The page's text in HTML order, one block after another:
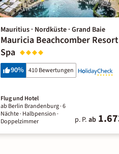
Mauritius · Nordküste · Grand Baie
Mauricia Beachcomber
Spa
90% 410 Bewertungen
Flug und Hotel
ab Berlin Brandenburg ·6
Nächte· Halbpension·
Doppelzimmer
p. P. ab